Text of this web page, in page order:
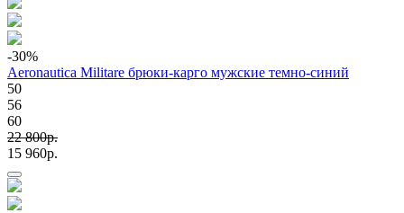
-30%
Aeronautica Militare брюки-карго мужские темно-синий
50
56
60
22 800p.
15 960p.